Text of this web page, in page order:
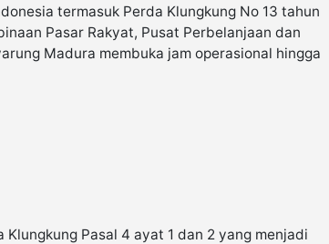
termasuk Perda Klungkung No 13 tahun
Pasar Rakyat, Pusat Perbelanjaan dan
Madura membuka jam operasional hingga
Pasal 4 ayat 1 dan 2 yang menjadi